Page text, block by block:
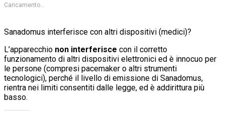
Caricamento...
Sanadomus interferisce con altri dispositivi (medici)?
L’apparecchio non interferisce con il corretto
funzionamento di altri dispositivi elettronici ed è innocuo per
le persone (compresi pacemaker o altri strumenti
tecnologici), perché il livello di emissione di Sanadomus,
rientra nei limiti consentiti dalle legge, ed è addirittura più
basso.